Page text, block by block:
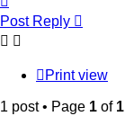
Post Reply
Print view
1 post • Page 1 of 1